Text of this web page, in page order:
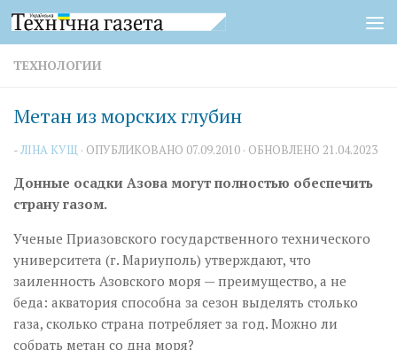
Перейти к содержимому
ТЕХНОЛОГИИ
Метан из морских глубин
-ЛІНА КУЩ · ОПУБЛИКОВАНО 07.09.2010 · ОБНОВЛЕНО 21.04.2023
Донные осадки Азова могут полностью обеспечить
страну газом.
Ученые Приазовского государственного технического
университета (г. Мариуполь) утверждают, что
заиленность Азовского моря — преимущество, а не
беда: акватория способна за сезон выделять столько
газа, сколько страна потребляет за год. Можно ли
собрать метан со дна моря?